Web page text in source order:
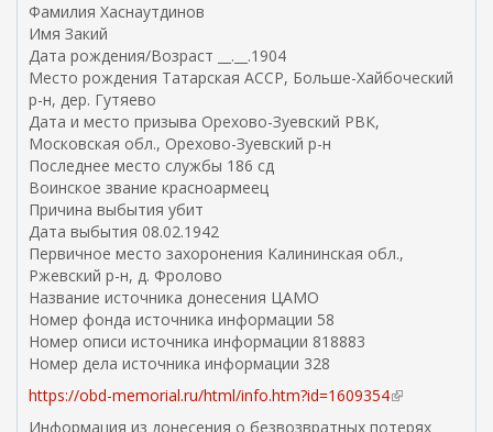
Фамилия Хаснаутдинов
Имя Закий
Дата рождения/Возраст __.__.1904
Место рождения Татарская АССР, Больше-Хайбоческий
р-н, дер. Гутяево
Дата и место призыва Орехово-Зуевский РВК,
Московская обл., Орехово-Зуевский р-н
Последнее место службы 186 сд
Воинское звание красноармеец
Причина выбытия убит
Дата выбытия 08.02.1942
Первичное место захоронения Калининская обл.,
Ржевский р-н, д. Фролово
Название источника донесения ЦАМО
Номер фонда источника информации 58
Номер описи источника информации 818883
Номер дела источника информации 328
https://obd-memorial.ru/html/info.htm?id=1609354(
Информация из донесения о безвозвратных потерях